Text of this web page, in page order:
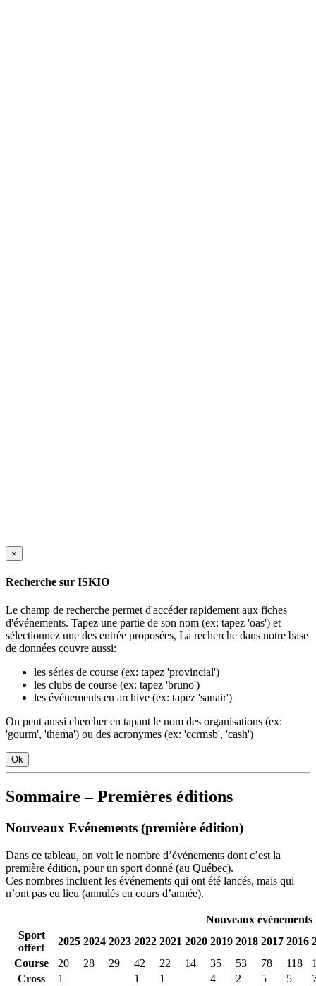
×
Recherche sur ISKIO
Le champ de recherche permet d'accéder rapidement aux fiches
d'événements. Tapez une partie de son nom (ex: tapez 'oas') et
sélectionnez une des entrée proposées, La recherche dans notre base
de données couvre aussi:
les séries de course (ex: tapez 'provincial')
les clubs de course (ex: tapez 'bruno')
les événements en archive (ex: tapez 'sanair')
On peut aussi chercher en tapant le nom des organisations (ex:
'gourm', 'thema') ou des acronymes (ex: 'ccrmsb', 'cash')
Ok
Sommaire – Premières éditions
Nouveaux Evénements (première édition)
Dans ce tableau, on voit le nombre d’événements dont c’est la
première édition, pour un sport donné (au Québec).
Ces nombres incluent les événements qui ont été lancés, mais qui
n’ont pas eu lieu (annulés en cours d’année).
Nouveaux événements
Sport
offert
2025 2024 2023 2022 2021 2020 2019 2018 2017 2016
Course
20 28 29 42 22 14 35 53 78 118
Cross
1 1 1 4 2 5 5